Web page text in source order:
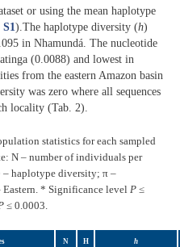
or using the mean haplotype
S1).The haplotype diversity (h)
in Nhamundá. The nucleotide
(0.0088) and lowest in
from the eastern Amazon basin
was zero where all sequences
locality (Tab. 2).
statistics for each sampled
N – number of individuals per
– haplotype diversity; π –
* Significance level P ≤
≤ 0.0003.
N H h